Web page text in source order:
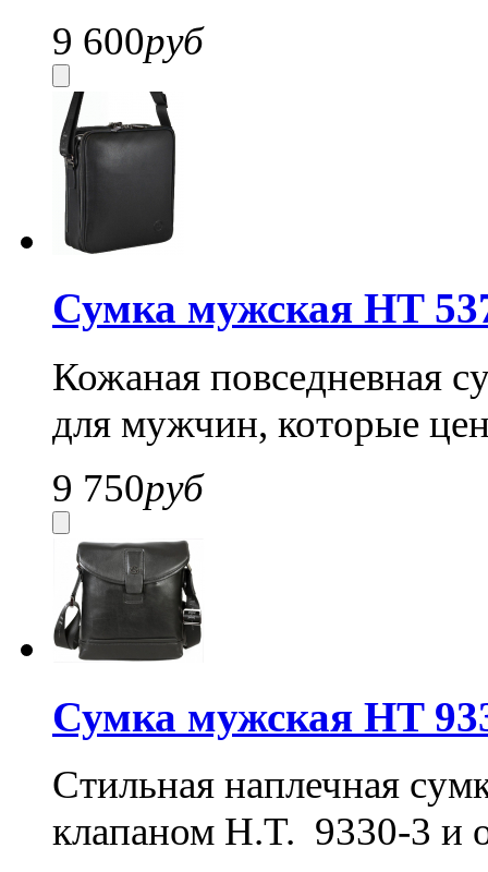
9 600руб
Сумка мужская HT
Кожаная повседневная
для мужчин, которые
9 750руб
Сумка мужская HT
Стильная наплечная
клапаном H.T. 9330-3 и